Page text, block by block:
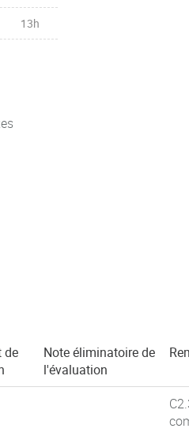
13h
de
Note éliminatoire de
l'évaluation